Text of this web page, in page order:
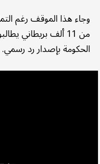
وجاء هذا الموقف رغم
من 11 ألف بريطاني
الحكومة بإصدار رد رسمي.